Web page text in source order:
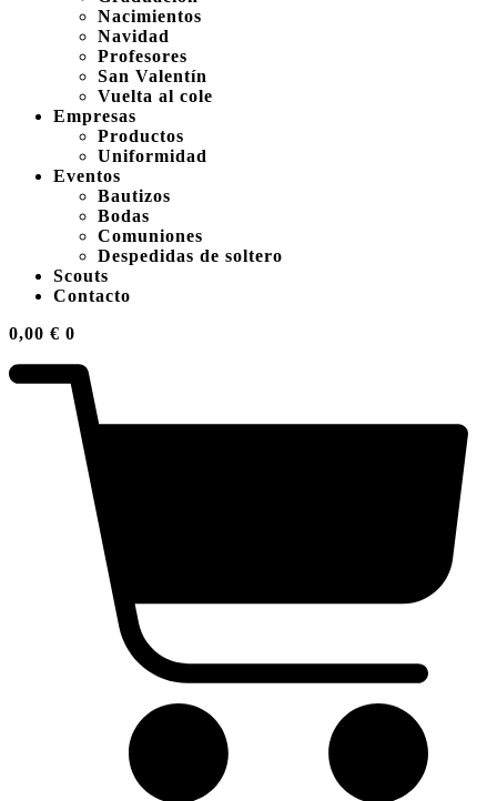
Nacimientos
Navidad
Profesores
San Valentín
Vuelta al cole
Empresas
Productos
Uniformidad
Eventos
Bautizos
Bodas
Comuniones
Despedidas de soltero
Scouts
Contacto
0,00 € 0